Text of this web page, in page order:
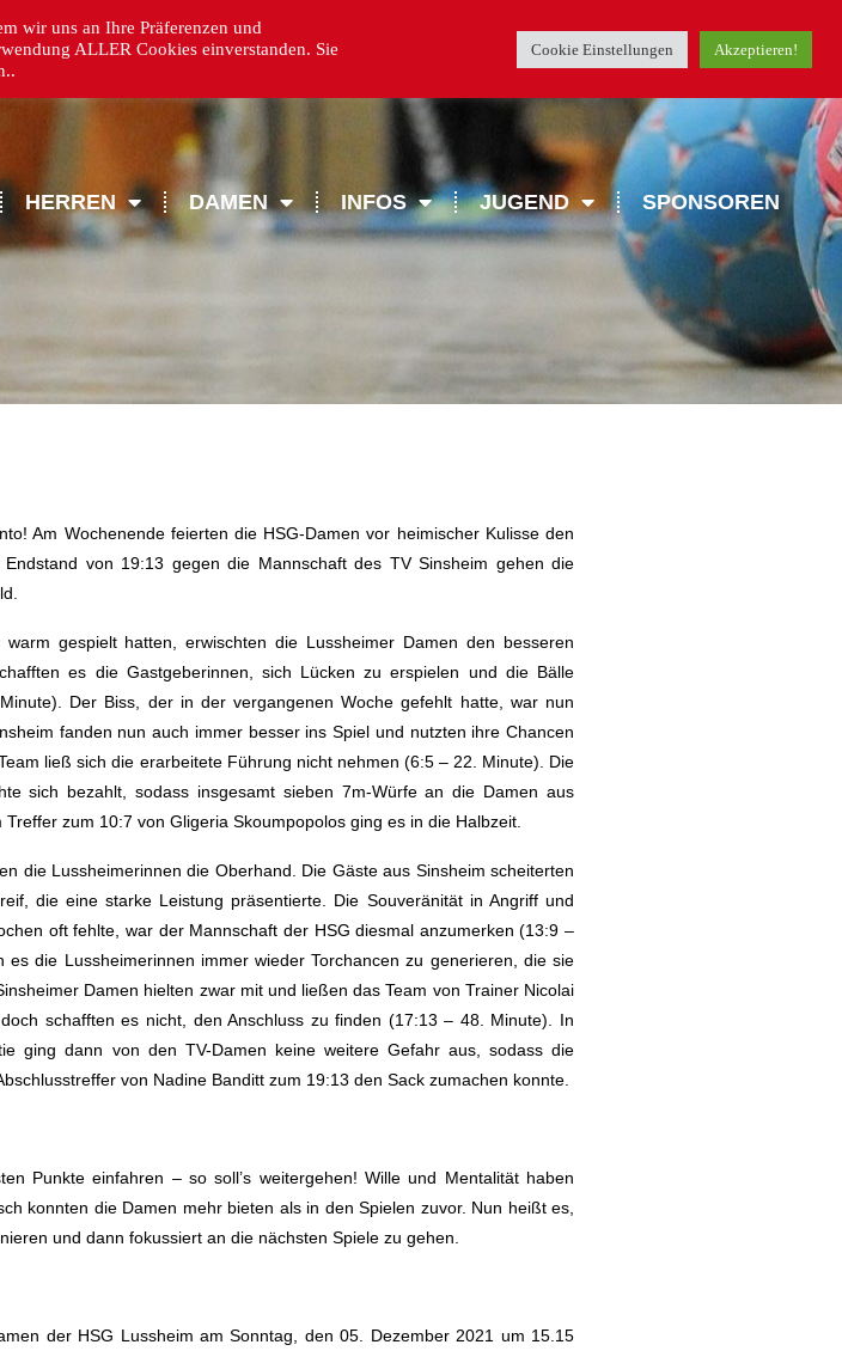
HERREN DAMEN INFOS JUGEND SPONSOREN
Am Wochenende feierten die HSG-Damen vor heimischer Kulisse den
von 19:13 gegen die Mannschaft des TV Sinsheim gehen die
gespielt hatten, erwischten die Lussheimer Damen den besseren
es die Gastgeberinnen, sich Lücken zu erspielen und die Bälle
Der Biss, der in der vergangenen Woche gefehlt hatte, war nun
fanden nun auch immer besser ins Spiel und nutzten ihre Chancen
ließ sich die erarbeitete Führung nicht nehmen (6:5 – 22. Minute). Die
sich bezahlt, sodass insgesamt sieben 7m-Würfe an die Damen aus
zum 10:7 von Gligeria Skoumpopolos ging es in die Halbzeit.
die Lussheimerinnen die Oberhand. Die Gäste aus Sinsheim scheiterten
die eine starke Leistung präsentierte. Die Souveränität in Angriff und
oft fehlte, war der Mannschaft der HSG diesmal anzumerken (13:9 –
die Lussheimerinnen immer wieder Torchancen zu generieren, die sie
Damen hielten zwar mit und ließen das Team von Trainer Nicolai
schafften es nicht, den Anschluss zu finden (17:13 – 48. Minute). In
ging dann von den TV-Damen keine weitere Gefahr aus, sodass die
von Nadine Banditt zum 19:13 den Sack zumachen konnte.
Punkte einfahren – so soll’s weitergehen! Wille und Mentalität haben
konnten die Damen mehr bieten als in den Spielen zuvor. Nun heißt es,
und dann fokussiert an die nächsten Spiele zu gehen.
der HSG Lussheim am Sonntag, den 05. Dezember 2021 um 15.15
wir uns an Ihre Präferenzen und
ALLER Cookies einverstanden. Sie
Cookie Einstellungen Akzeptieren!